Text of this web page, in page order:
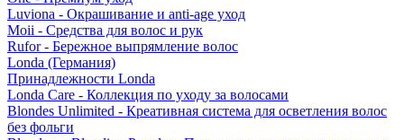
Luviona - Окрашивание и anti-age уход
Moii - Средства для волос и рук
Rufor - Бережное выпрямление волос
Londa (Германия)
Принадлежности Londa
Londa Care - Коллекция по уходу за волосами
Blondes Unlimited - Креативная система для осветления волос
без фольги